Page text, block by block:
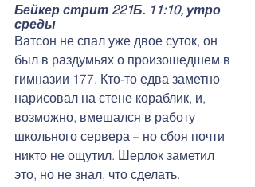
Бейкер стрит 221Б. 11:10, утро
среды
Ватсон не спал уже двое суток, он
был в раздумьях о произошедшем в
гимназии 177. Кто-то едва заметно
нарисовал на стене кораблик, и,
возможно, вмешался в работу
школьного сервера – но сбоя почти
никто не ощутил. Шерлок заметил
это, но не знал, что сделать.